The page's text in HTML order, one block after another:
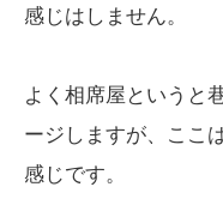
感じはしません。
よく相席屋というと
ージしますが、ここ
感じです。